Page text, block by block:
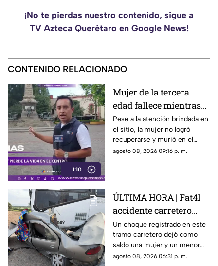
¡No te pierdas nuestro contenido, sigue a
TV Azteca Querétaro en Google News!
CONTENIDO RELACIONADO
1:10
Mujer de la tercera
edad fallece mientras
caminaba por el Centro
de Querétaro
Pese a la atención brindada en
el sitio, la mujer no logró
recuperarse y murió en el
lugar.
agosto 08, 2026 09:16 p. m.
ÚLTIMA HORA | Fat4l
accidente carretero
deja una mujer y un
niño mu3rtos en San
Juan del Río
Un choque registrado en este
tramo carretero dejó como
saldo una mujer y un menor
sin vida, además de una
agosto 08, 2026 06:31 p. m.